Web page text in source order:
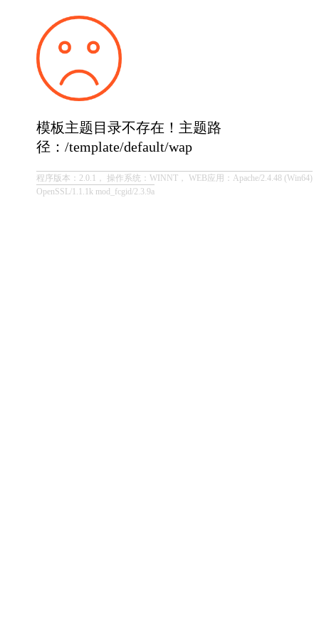
模板主题目录不存在！主题路
径：/template/default/wap
程序版本：2.0.1， 操作系统：WINNT， WEB应用：Apache/2.4.48 (Win64)
OpenSSL/1.1.1k mod_fcgid/2.3.9a